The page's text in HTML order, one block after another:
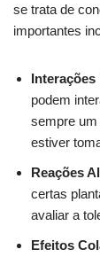
se trata de
importantes
Interações
podem
sempre
estiver
Reações
certas
avaliar a
Efeitos